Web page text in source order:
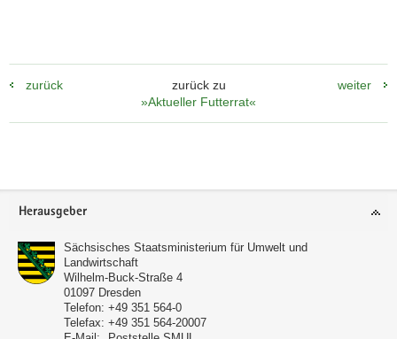
zurück
zurück zu
»Aktueller Futterrat«
weiter
Footer-
Herausgeber
Sächsisches Staatsministerium für Umwelt und
Landwirtschaft
Wilhelm-Buck-Straße 4
01097 Dresden
Telefon: +49 351 564-0
Telefax: +49 351 564-20007